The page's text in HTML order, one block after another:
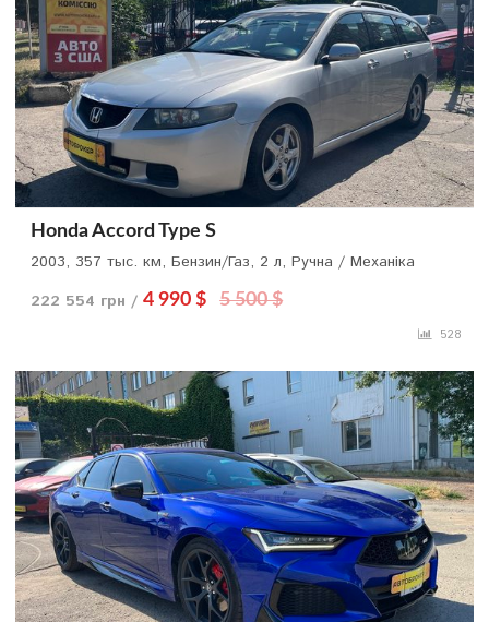
Honda Accord Type S
2003, 357 тыс. км, Бензин/Газ, 2 л, Ручна / Механіка
222 554 грн / 4 990 $ 5 500 $
528